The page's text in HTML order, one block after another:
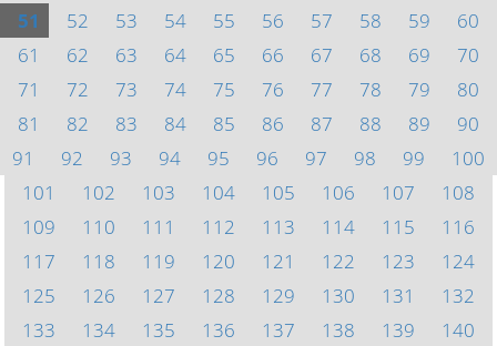
51
52 53 54 55 56 57 58 59
60
61
62 63 64 65 66 67 68 69
70
71
72 73 74 75 76 77 78 79
80
81
82 83 84 85 86 87 88 89
90
91
92 93 94 95 96 97 98 99
100
101
102 103 104 105 106 107
108
109
110 111 112 113 114 115
116
117
118 119 120 121 122 123
124
125
126 127 128 129 130 131
132
133
134 135 136 137 138 139
140